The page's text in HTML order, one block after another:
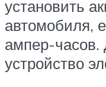
установить
автомобиля,
ампер-часов.
устройство